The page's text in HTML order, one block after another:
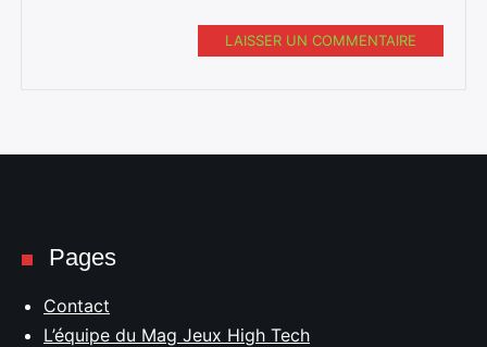
LAISSER UN COMMENTAIRE
Pages
Contact
L’équipe du Mag Jeux High Tech